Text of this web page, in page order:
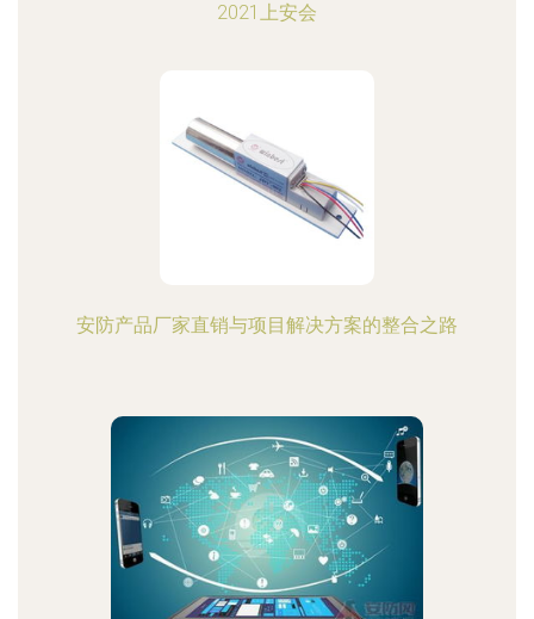
2021上安会
安防产品厂家直销与项目解决方案的整合之路